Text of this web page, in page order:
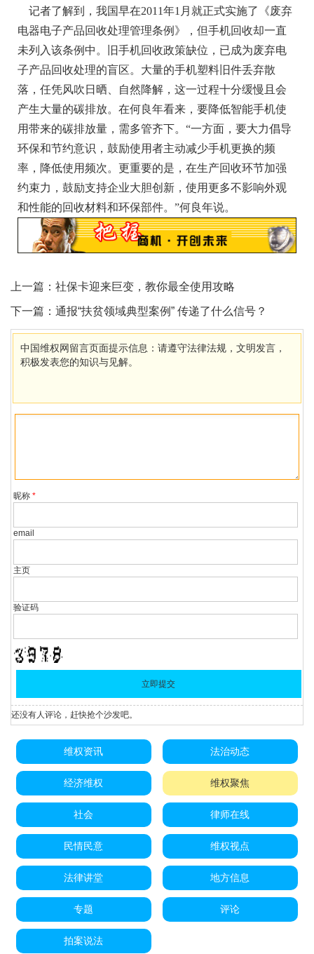
记者了解到，我国早在2011年1月就正式实施了《废弃
电器电子产品回收处理管理条例》，但手机回收却一直
未列入该条例中。旧手机回收政策缺位，已成为废弃电
子产品回收处理的盲区。大量的手机塑料旧件丢弃散
落，任凭风吹日晒、自然降解，这一过程十分缓慢且会
产生大量的碳排放。在何良年看来，要降低智能手机使
用带来的碳排放量，需多管齐下。“一方面，要大力倡导
环保和节约意识，鼓励使用者主动减少手机更换的频
率，降低使用频次。更重要的是，在生产回收环节加强
约束力，鼓励支持企业大胆创新，使用更多不影响外观
和性能的回收材料和环保部件。”何良年说。
上一篇： 社保卡迎来巨变，教你最全使用攻略
下一篇： 通报“扶贫领域典型案例” 传递了什么信号？
中国维权网留言页面提示信息：请遵守法律法规，文明发言，
积极发表您的知识与见解。
昵称*
email
主页
验证码
还没有人评论，赶快抢个沙发吧。
维权资讯 法治动态
经济维权 维权聚焦
社会 律师在线
民情民意 维权视点
法律讲堂 地方信息
专题 评论
拍案说法